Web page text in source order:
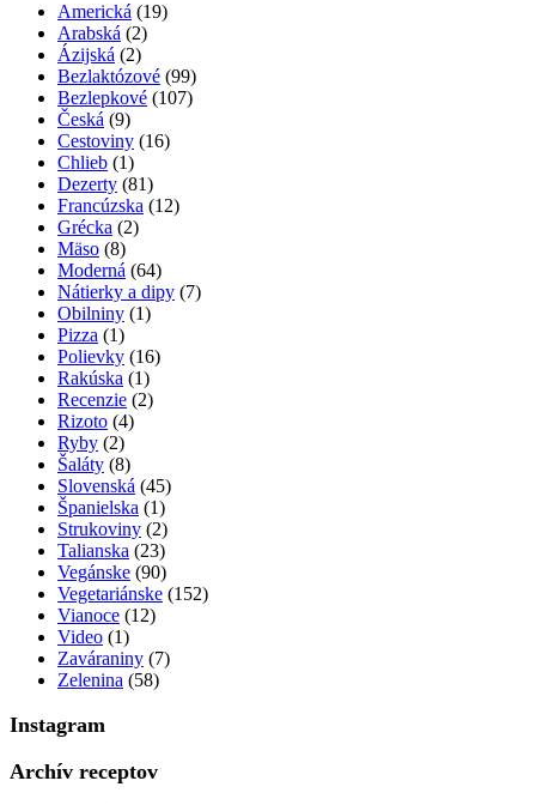
Americká (19)
Arabská (2)
Ázijská (2)
Bezlaktózové (99)
Bezlepkové (107)
Česká (9)
Cestoviny (16)
Chlieb (1)
Dezerty (81)
Francúzska (12)
Grécka (2)
Mäso (8)
Moderná (64)
Nátierky a dipy (7)
Obilniny (1)
Pizza (1)
Polievky (16)
Rakúska (1)
Recenzie (2)
Rizoto (4)
Ryby (2)
Šaláty (8)
Slovenská (45)
Španielska (1)
Strukoviny (2)
Talianska (23)
Vegánske (90)
Vegetariánske (152)
Vianoce (12)
Video (1)
Zaváraniny (7)
Zelenina (58)
Instagram
Archív receptov